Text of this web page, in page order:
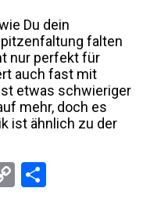
Du dein
falten
nur perfekt für
auch fast mit
etwas schwieriger
mehr, doch es
ist ähnlich zu der
Copy